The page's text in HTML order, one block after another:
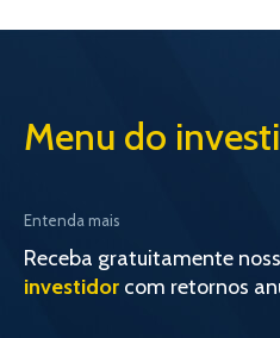
Menu do
Entenda mais
Receba gratuitamente
investidor com retornos